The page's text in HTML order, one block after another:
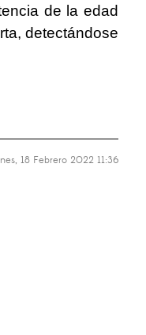
de la edad
detectándose
18 Febrero 2022 11:36